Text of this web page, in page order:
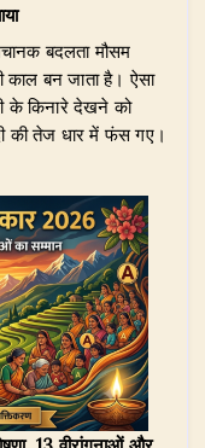
बदलता मौसम
काल बन जाता है। ऐसा
के किनारे देखने को
की तेज धार में फंस गए।